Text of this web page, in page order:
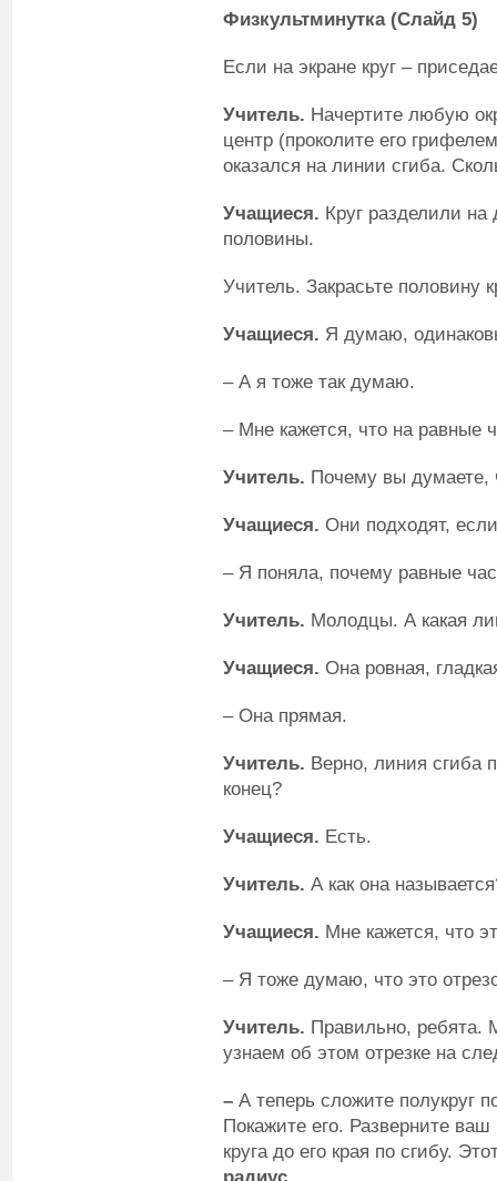
Физкультминутка (Слайд 5)
Если на экране круг –
Учитель. Начертите любую
центр (проколите его
оказался на линии сгиба.
Учащиеся. Круг разделили
половины.
Учитель. Закрасьте половину
Учащиеся. Я думаю,
– А я тоже так думаю.
– Мне кажется, что на равные
Учитель. Почему вы думаете,
Учащиеся. Они подходят,
– Я поняла, почему равные
Учитель. Молодцы. А какая
Учащиеся. Она ровная,
– Она прямая.
Учитель. Верно, линия сгиба
конец?
Учащиеся. Есть.
Учитель. А как она
Учащиеся. Мне кажется, что
– Я тоже думаю, что это
Учитель. Правильно,
узнаем об этом отрезке на
– А теперь сложите полукруг
Покажите его. Разверните
круга до его края по сгибу.
радиус.